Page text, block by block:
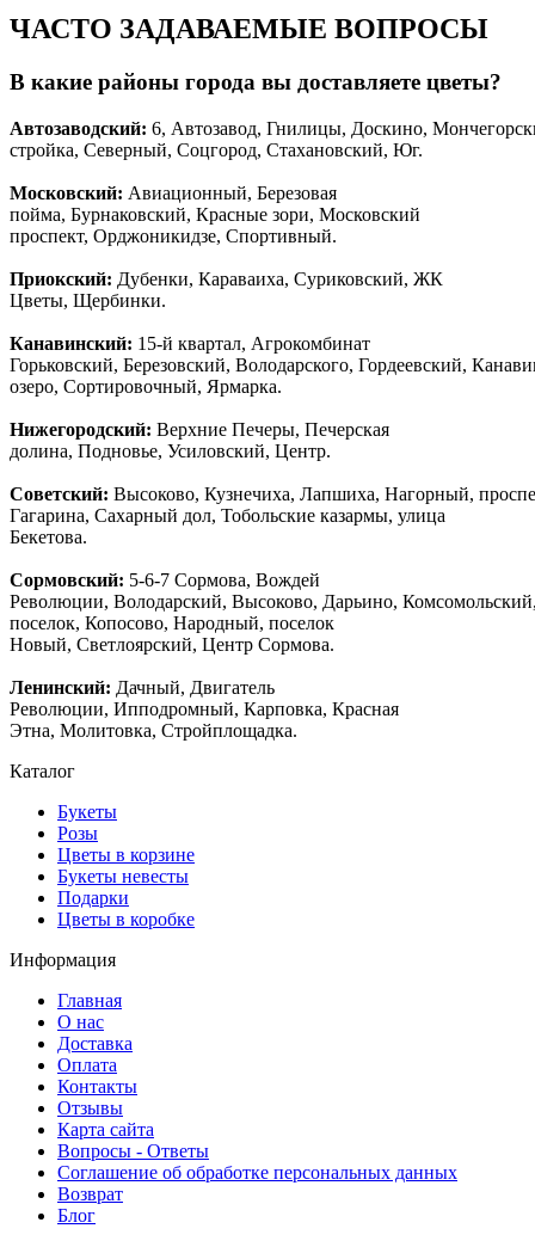
ЧАСТО ЗАДАВАЕМЫЕ ВОПРОСЫ
В какие районы города вы доставляете цветы?
Автозаводский: 6, Автозавод, Гнилицы, Доскино,
стройка, Северный, Соцгород, Стахановский, Юг.
Московский: Авиационный, Березовая
пойма, Бурнаковский, Красные зори, Московский
проспект, Орджоникидзе, Спортивный.
Приокский: Дубенки, Караваиха, Суриковский, ЖК
Цветы, Щербинки.
Канавинский: 15-й квартал, Агрокомбинат
Горьковский, Березовский, Володарского, Гордеевский,
озеро, Сортировочный, Ярмарка.
Нижегородский: Верхние Печеры, Печерская
долина, Подновье, Усиловский, Центр.
Советский: Высоково, Кузнечиха, Лапшиха, Нагорный,
Гагарина, Сахарный дол, Тобольские казармы, улица
Бекетова.
Сормовский: 5-6-7 Сормова, Вождей
Революции, Володарский, Высоково, Дарьино,
поселок, Копосово, Народный, поселок
Новый, Светлоярский, Центр Сормова.
Ленинский: Дачный, Двигатель
Революции, Ипподромный, Карповка, Красная
Этна, Молитовка, Стройплощадка.
Каталог
Букеты
Розы
Цветы в корзине
Букеты невесты
Подарки
Цветы в коробке
Информация
Главная
О нас
Доставка
Оплата
Контакты
Отзывы
Карта сайта
Вопросы - Ответы
Соглашение об обработке персональных данных
Возврат
Блог